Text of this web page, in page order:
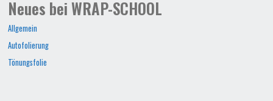
Neues bei WRAP-SCHOOL
Allgemein
Autofolierung
Tönungsfolie